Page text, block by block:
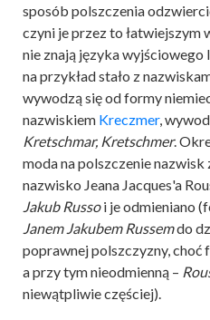
sposób polszczenia
czyni je przez to łatwiejszym
nie znają języka wyjściowego
na przykład stało z
wywodzą się od formy
nazwiskiem Kreczmer,
Kretschmar, Kretschmer.
moda na polszczenie
nazwisko Jeana Jacques'a
Jakub Russoi je odmieniano
Janem Jakubem Russemdo
poprawnej polszczyzny, choć
a przy tym nieodmienną –
niewątpliwie częściej).